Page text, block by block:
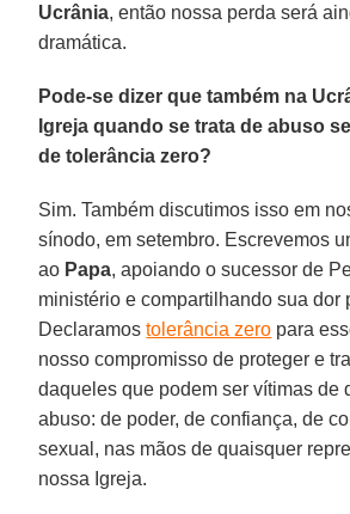
Ucrânia, então nossa perda será
dramática.
Pode-se dizer que também na
Igreja quando se trata de abuso
de tolerância zero?
Sim. Também discutimos isso em
sínodo, em setembro. Escrevemos
ao Papa, apoiando o sucessor de
ministério e compartilhando sua dor
Declaramostolerância zero para
nosso compromisso de proteger e
daqueles que podem ser vítimas de
abuso: de poder, de confiança, de
sexual, nas mãos de quaisquer
nossa Igreja.